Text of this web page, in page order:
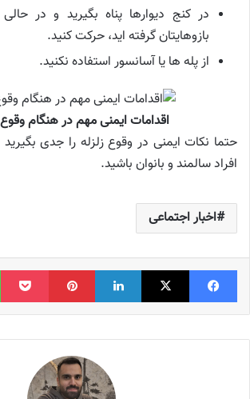
در کنج دیوارها پناه بگیرید و در
بازوهایتان گرفته اید، حرکت کنید.
از پله ها یا آسانسور استفاده نکنید.
اقدامات ایمنی مهم در هنگام وقوع
حتما نکات ایمنی در وقوع زلزله را جدی
افراد سالمند و بانوان باشید.
اخبار اجتماعی
فیس بوک X لینکدین ‫پین‌ترست